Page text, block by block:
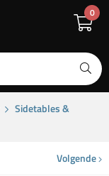
0
Sidetables &
Volgende